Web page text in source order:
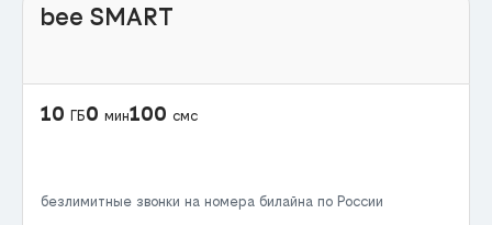
bee SMART
10 ГБ0 мин100 смс
безлимитные звонки на номера билайна по России